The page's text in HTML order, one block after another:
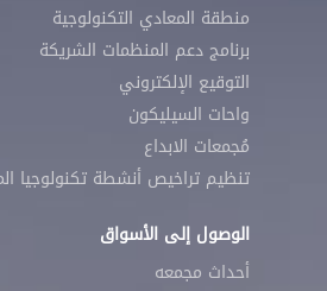
منطقة المعادي التكنولوجية
برنامج دعم المنظمات الشريكة
التوقيع الإلكتروني
واحات السيليكون
مُجمعات الابداع
تنظيم تراخيص أنشطة تكنولوجيا
الوصول إلى الأسواق
أحداث مجمعه